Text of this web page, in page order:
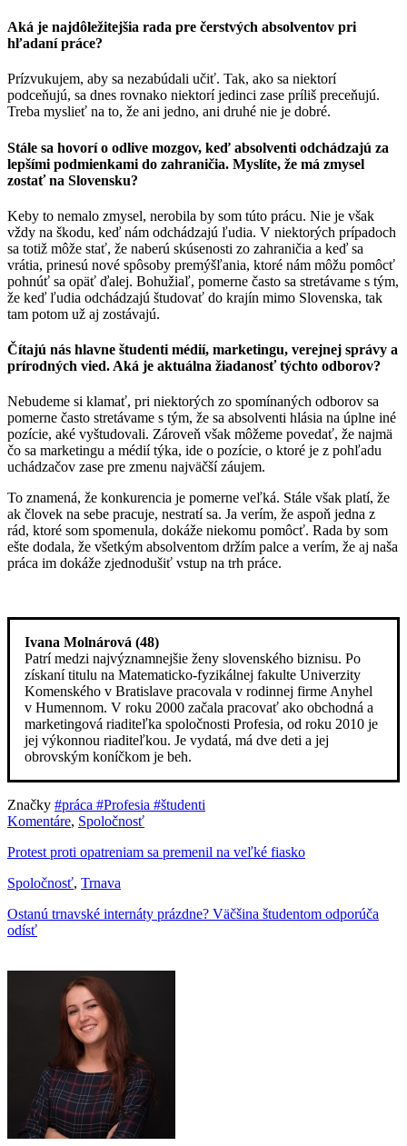
Aká je najdôležitejšia rada pre čerstvých absolventov pri
hľadaní práce?
Prízvukujem, aby sa nezabúdali učiť. Tak, ako sa niektorí
podceňujú, sa dnes rovnako niektorí jedinci zase príliš preceňujú.
Treba myslieť na to, že ani jedno, ani druhé nie je dobré.
Stále sa hovorí o odlive mozgov, keď absolventi odchádzajú za
lepšími podmienkami do zahraničia. Myslíte, že má zmysel
zostať na Slovensku?
Keby to nemalo zmysel, nerobila by som túto prácu. Nie je však
vždy na škodu, keď nám odchádzajú ľudia. V niektorých prípadoch
sa totiž môže stať, že naberú skúsenosti zo zahraničia a keď sa
vrátia, prinesú nové spôsoby premýšľania, ktoré nám môžu pomôcť
pohnúť sa opäť ďalej. Bohužiaľ, pomerne často sa stretávame s tým,
že keď ľudia odchádzajú študovať do krajín mimo Slovenska, tak
tam potom už aj zostávajú.
Čítajú nás hlavne študenti médií, marketingu, verejnej správy a
prírodných vied. Aká je aktuálna žiadanosť týchto odborov?
Nebudeme si klamať, pri niektorých zo spomínaných odborov sa
pomerne často stretávame s tým, že sa absolventi hlásia na úplne iné
pozície, aké vyštudovali. Zároveň však môžeme povedať, že najmä
čo sa marketingu a médií týka, ide o pozície, o ktoré je z pohľadu
uchádzačov zase pre zmenu najväčší záujem.
To znamená, že konkurencia je pomerne veľká. Stále však platí, že
ak človek na sebe pracuje, nestratí sa. Ja verím, že aspoň jedna z
rád, ktoré som spomenula, dokáže niekomu pomôcť. Rada by som
ešte dodala, že všetkým absolventom držím palce a verím, že aj naša
práca im dokáže zjednodušiť vstup na trh práce.
Ivana Molnárová (48)
Patrí medzi najvýznamnejšie ženy slovenského biznisu. Po
získaní titulu na Matematicko-fyzikálnej fakulte Univerzity
Komenského v Bratislave pracovala v rodinnej firme Anyhel
v Humennom. V roku 2000 začala pracovať ako obchodná a
marketingová riaditeľka spoločnosti Profesia, od roku 2010 je
jej výkonnou riaditeľkou. Je vydatá, má dve deti a jej
obrovským koníčkom je beh.
Značky #práca #Profesia #študenti
Komentáre, Spoločnosť
Protest proti opatreniam sa premenil na veľké fiasko
Spoločnosť, Trnava
Ostanú trnavské internáty prázdne? Väčšina študentom odporúča
odísť